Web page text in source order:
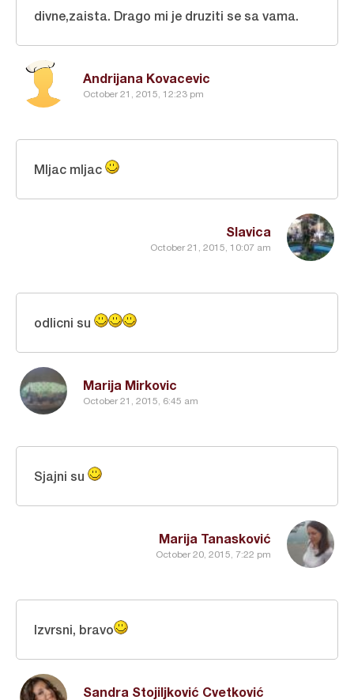
Andrijana Kovacevic
October 21, 2015, 12:23 pm
divne,zaista. Drago mi je druziti se sa vama.
Slavica
October 21, 2015, 10:07 am
Mljac mljac
Marija Mirkovic
October 21, 2015, 6:45 am
odlicni su
Marija Tanasković
October 20, 2015, 7:22 pm
Sjajni su
Sandra Stojiljković Cvetković
Izvrsni, bravo